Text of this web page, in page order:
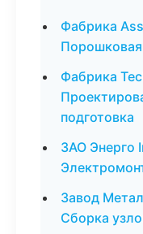
Фабрика
Порошковая
Фабрика
подготовка
ЗАО Энерго
Завод
Сборка